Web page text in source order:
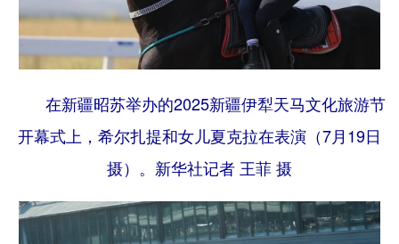
在新疆昭苏举办的2025新疆伊犁天马文化旅游节
开幕式上，希尔扎提和女儿夏克拉在表演（7月19日
摄）。 新华社记者 王菲 摄